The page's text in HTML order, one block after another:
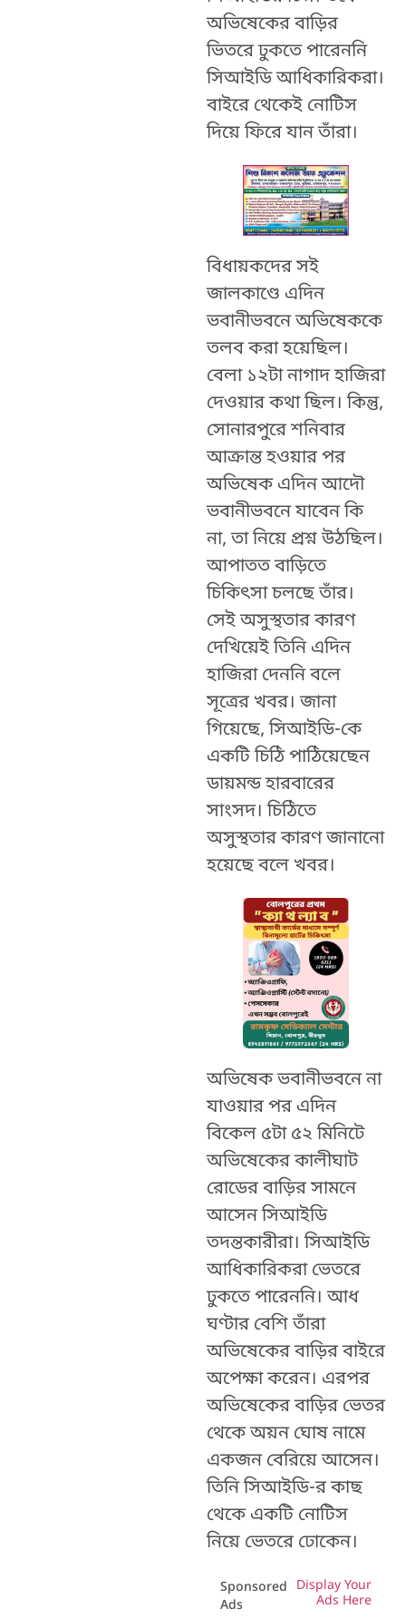
অভিষেকের বাড়ির
ভিতরে ঢুকতে পারেননি
সিআইডি আধিকারিকরা।
বাইরে থেকেই নোটিস
দিয়ে ফিরে যান তাঁরা।
বিধায়কদের সই
জালকাণ্ডে এদিন
ভবানীভবনে অভিষেককে
তলব করা হয়েছিল।
বেলা ১২টা নাগাদ হাজিরা
দেওয়ার কথা ছিল। কিন্তু,
সোনারপুরে শনিবার
আক্রান্ত হওয়ার পর
অভিষেক এদিন আদৌ
ভবানীভবনে যাবেন কি
না, তা নিয়ে প্রশ্ন উঠছিল।
আপাতত বাড়িতে
চিকিৎসা চলছে তাঁর।
সেই অসুস্থতার কারণ
দেখিয়েই তিনি এদিন
হাজিরা দেননি বলে
সূত্রের খবর। জানা
গিয়েছে, সিআইডি-কে
একটি চিঠি পাঠিয়েছেন
ডায়মন্ড হারবারের
সাংসদ। চিঠিতে
অসুস্থতার কারণ জানানো
হয়েছে বলে খবর।
অভিষেক ভবানীভবনে না
যাওয়ার পর এদিন
বিকেল ৫টা ৫২ মিনিটে
অভিষেকের কালীঘাট
রোডের বাড়ির সামনে
আসেন সিআইডি
তদন্তকারীরা। সিআইডি
আধিকারিকরা ভেতরে
ঢুকতে পারেননি। আধ
ঘণ্টার বেশি তাঁরা
অভিষেকের বাড়ির বাইরে
অপেক্ষা করেন। এরপর
অভিষেকের বাড়ির ভেতর
থেকে অয়ন ঘোষ নামে
একজন বেরিয়ে আসেন।
তিনি সিআইডি-র কাছ
থেকে একটি নোটিস
নিয়ে ভেতরে ঢোকেন।
Sponsored
Ads
Display Your
Ads Here